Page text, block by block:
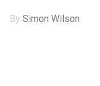
BySimon Wilson